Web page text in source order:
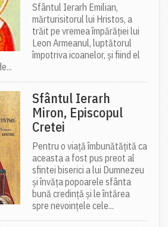
Sfântul Ierarh Emilian,
mărturisitorul lui Hristos, a
trăit pe vremea împărăției lui
Leon Armeanul, luptătorul
împotriva icoanelor, și fiind el
Sfântul Ierarh
Miron, Episcopul
Cretei
Pentru o viață îmbunătățită ca
aceasta a fost pus preot al
sfintei biserici a lui Dumnezeu
și învăța popoarele sfânta
bună credință și le întărea
spre nevoințele cele...